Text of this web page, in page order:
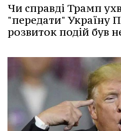
Чи справді Трамп
"передати" Україну
розвиток подій був